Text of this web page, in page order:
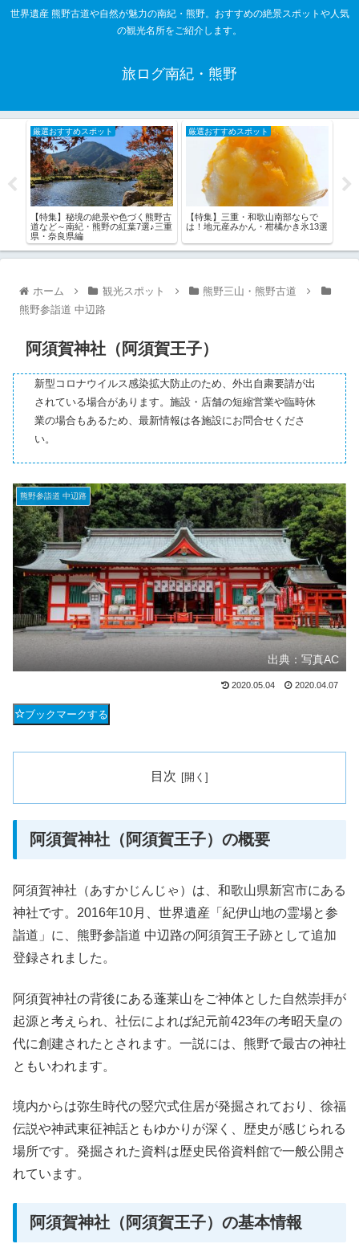
世界遺産 熊野古道や自然が魅力の南紀・熊野。おすすめの絶景スポットや人気
の観光名所をご紹介します。
旅ログ南紀・熊野
厳選おすすめスポット
【特集】秘境の絶景や色づく熊野古
道など～南紀・熊野の紅葉7選♪三重
県・奈良県編
厳選おすすめスポット
【特集】三重・和歌山南部ならで
は！地元産みかん・柑橘かき氷13選
ホーム 観光スポット
熊野三山・熊野古道
熊野参詣道 中辺路
阿須賀神社（阿須賀王子）
新型コロナウイルス感染拡大防止のため、外出自粛要請が出
されている場合があります。施設・店舗の短縮営業や臨時休
業の場合もあるため、最新情報は各施設にお問合せくださ
い。
熊野参詣道 中辺路
出典：写真AC
2020.05.04 2020.04.07
ブックマークする
目次
阿須賀神社（阿須賀王子）の概要
阿須賀神社（あすかじんじゃ）は、和歌山県新宮市にある
神社です。2016年10月、世界遺産「紀伊山地の霊場と参
詣道」に、熊野参詣道 中辺路の阿須賀王子跡として追加
登録されました。
阿須賀神社の背後にある蓬莱山をご神体とした自然崇拝が
起源と考えられ、社伝によれば紀元前423年の考昭天皇の
代に創建されたとされます。一説には、熊野で最古の神社
ともいわれます。
境内からは弥生時代の竪穴式住居が発掘されており、徐福
伝説や神武東征神話ともゆかりが深く、歴史が感じられる
場所です。発掘された資料は歴史民俗資料館で一般公開さ
れています。
阿須賀神社（阿須賀王子）の基本情報